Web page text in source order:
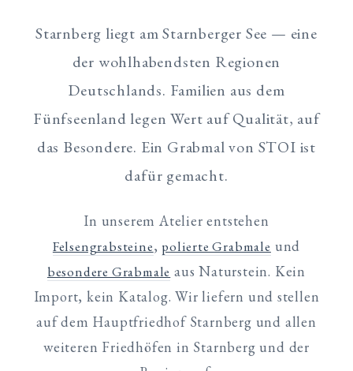
Starnberg liegt am Starnberger See — eine
der wohlhabendsten Regionen
Deutschlands. Familien aus dem
Fünfseenland legen Wert auf Qualität, auf
das Besondere. Ein Grabmal von STOI ist
dafür gemacht.
In unserem Atelier entstehen
Felsengrabsteine, polierte Grabmale und
besondere Grabmale aus Naturstein. Kein
Import, kein Katalog. Wir liefern und stellen
auf dem Hauptfriedhof Starnberg und allen
weiteren Friedhöfen in Starnberg und der